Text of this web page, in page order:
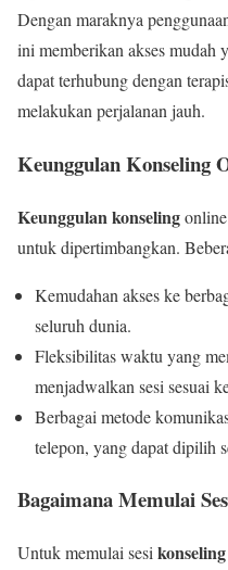
Dengan maraknya
ini memberikan akses mudah
dapat terhubung dengan
melakukan perjalanan jauh.
Keunggulan Konseling
Keunggulan konseling
untuk dipertimbangkan.
Kemudahan akses ke
seluruh dunia.
Fleksibilitas waktu yang
menjadwalkan sesi sesuai
Berbagai metode
telepon, yang dapat dipilih
Bagaimana Memulai
Untuk memulai sesi